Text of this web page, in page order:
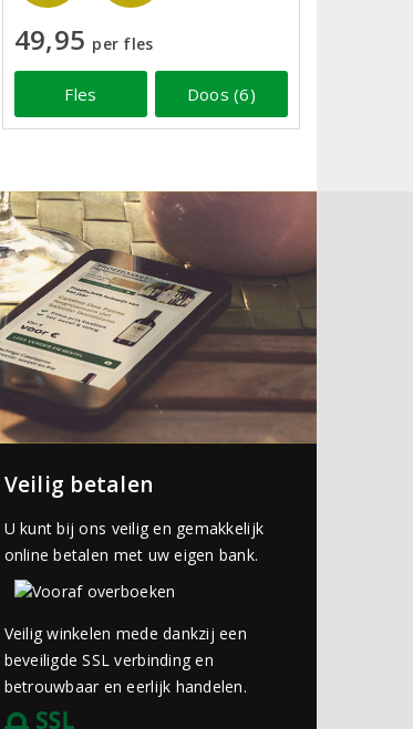
49,95 per fles
Fles Doos (6)
Veilig betalen
U kunt bij ons veilig en gemakkelijk
online betalen met uw eigen bank.
Veilig winkelen mede dankzij een
beveiligde SSL verbinding en
betrouwbaar en eerlijk handelen.